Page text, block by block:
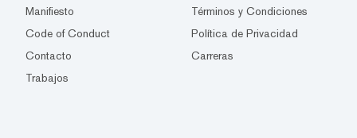
Manifiesto
Términos y Condiciones
Code of Conduct
Política de Privacidad
Contacto
Carreras
Trabajos